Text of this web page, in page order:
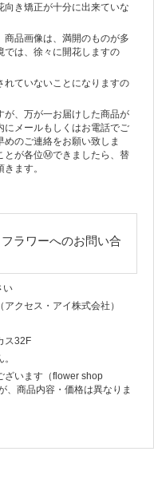
き矯正が十分に出来ていな
品画像は、満開のものが多
では、徐々に開花しますの
れていないことになりますの
が、万が一お届けした商品が
にメールもしくはお電話でご
のご連絡をお願い致しま
とが各位Ⓜできましたら、替
ます。
ラワーへのお問い合
い
クセス・アイ株式会社）
ス32F
ざいます（flower shop
、商品内容・価格は異なりま